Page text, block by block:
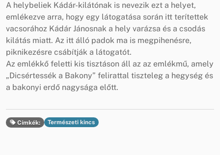
A helybeliek Kádár-kilátónak is nevezik ezt a helyet,
emlékezve arra, hogy egy látogatása során itt terítettek
vacsorához Kádár Jánosnak a hely varázsa és a csodás
kilátás miatt. Az itt álló padok ma is megpihenésre,
piknikezésre csábítják a látogatót.
Az emlékkő feletti kis tisztáson áll az az emlékmű, amely
„Dicsértessék a Bakony” felirattal tiszteleg a hegység és
a bakonyi erdő nagysága előtt.
Címkék: Természeti kincs